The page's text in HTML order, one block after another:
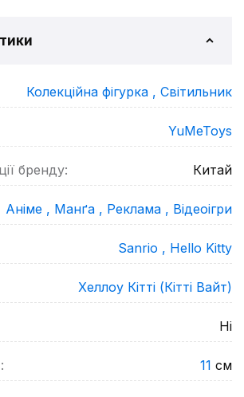
Колекційна фігурка , Світильник
YuMeToys
бренду: Китай
Аніме , Манґа , Реклама , Відеоігри
Sanrio , Hello Kitty
Хеллоу Кітті (Кітті Вайт)
Ні
11 см